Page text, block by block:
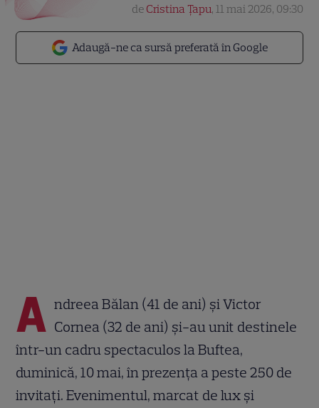
Adaugă-ne ca sursă preferată în Google
de Cristina Țapu, 11 mai 2026, 09:30
A ndreea Bălan (41 de ani) și Victor
Cornea (32 de ani) și-au unit destinele
într-un cadru spectaculos la Buftea,
duminică, 10 mai, în prezența a peste 250 de
invitați. Evenimentul, marcat de lux și